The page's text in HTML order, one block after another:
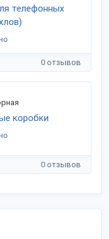
телефонных
0 отзывов
коробки
0 отзывов